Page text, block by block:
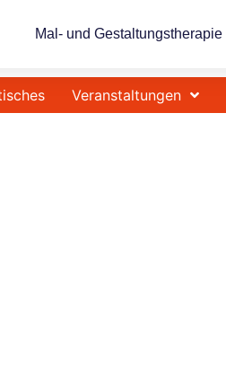
Mal- und Gestaltungstherapie
Veranstaltungen